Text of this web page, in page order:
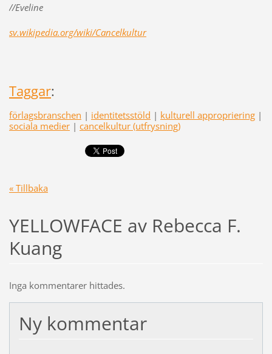
//Eveline
sv.wikipedia.org/wiki/Cancelkultur
Taggar:
förlagsbranschen | identitetsstöld | kulturell appropriering |
sociala medier | cancelkultur (utfrysning)
« Tillbaka
YELLOWFACE av Rebecca F.
Kuang
Inga kommentarer hittades.
Ny kommentar